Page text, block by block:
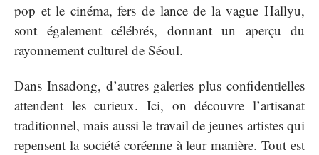
pop et le cinéma, fers de lance de la vague Hallyu,
sont également célébrés, donnant un aperçu du
rayonnement culturel de Séoul.
Dans Insadong, d’autres galeries plus confidentielles
attendent les curieux. Ici, on découvre l’artisanat
traditionnel, mais aussi le travail de jeunes artistes qui
repensent la société coréenne à leur manière. Tout est